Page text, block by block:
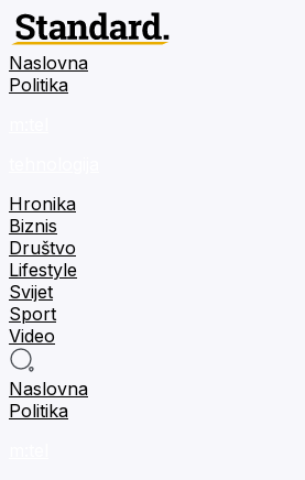
Naslovna
Politika
Hronika
Biznis
Društvo
Lifestyle
Svijet
Sport
Video
Naslovna
Politika